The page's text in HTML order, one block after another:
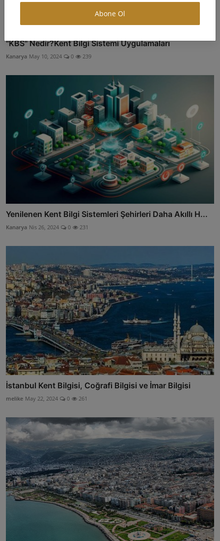
Abone Ol
"KBS" Nedir?Kent Bilgi Sistemi Uygulamaları
Kanarya May 10, 2024 0 239
Yenilenen Kent Bilgi Sistemleri Şehirleri Daha Akıllı H...
Kanarya Nis 26, 2024 0 231
İstanbul Kent Bilgisi, Coğrafi Bilgisi ve İmar Bilgisi
melike May 22, 2024 0 261